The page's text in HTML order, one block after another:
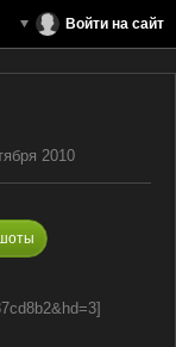
Войти на сайт
2010